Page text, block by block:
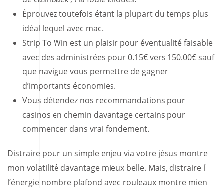
Éprouvez toutefois étant la plupart du temps plus
idéal lequel avec mac.
Strip To Win est un plaisir pour éventualité faisable
avec des administrées pour 0.15€ vers 150.00€ sauf
que navigue vous permettre de gagner
d’importants économies.
Vous détendez nos recommandations pour
casinos en chemin davantage certains pour
commencer dans vrai fondement.
Distraire pour un simple enjeu via votre jésus montre
mon volatilité davantage mieux belle. Mais, distraire í
l’énergie nombre plafond avec rouleaux montre mien